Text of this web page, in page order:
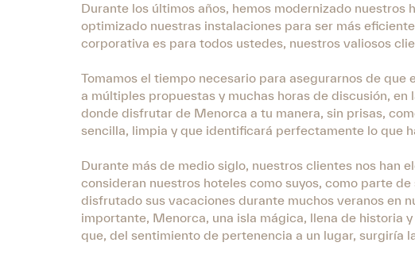
Durante los últimos años, hemos modernizado
optimizado nuestras instalaciones para ser más
corporativa es para todos ustedes, nuestros valiosos
Tomamos el tiempo necesario para asegurarnos de
a múltiples propuestas y muchas horas de discusión,
donde disfrutar de Menorca a tu manera, sin prisas,
sencilla, limpia y que identificará perfectamente lo que
Durante más de medio siglo, nuestros clientes nos han
consideran nuestros hoteles como suyos, como parte
disfrutado sus vacaciones durante muchos veranos en
importante, Menorca, una isla mágica, llena de historia
que, del sentimiento de pertenencia a un lugar, surgiría